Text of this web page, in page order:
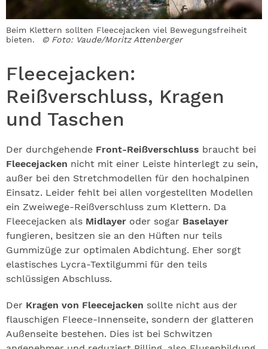
Beim Klettern sollten Fleecejacken viel Bewegungsfreiheit
bieten.
© Foto: Vaude/Moritz Attenberger
Fleecejacken:
Reißverschluss, Kragen
und Taschen
Der durchgehende Front-Reißverschluss braucht bei
Fleecejacken nicht mit einer Leiste hinterlegt zu sein,
außer bei den Stretchmodellen für den hochalpinen
Einsatz. Leider fehlt bei allen vorgestellten Modellen
ein Zweiwege-Reißverschluss zum Klettern. Da
Fleecejacken als Midlayer oder sogar Baselayer
fungieren, besitzen sie an den Hüften nur teils
Gummizüge zur optimalen Abdichtung. Eher sorgt
elastisches Lycra-Textilgummi für den teils
schlüssigen Abschluss.
Der Kragen von Fleecejacken sollte nicht aus der
flauschigen Fleece-Innenseite, sondern der glatteren
Außenseite bestehen. Dies ist bei Schwitzen